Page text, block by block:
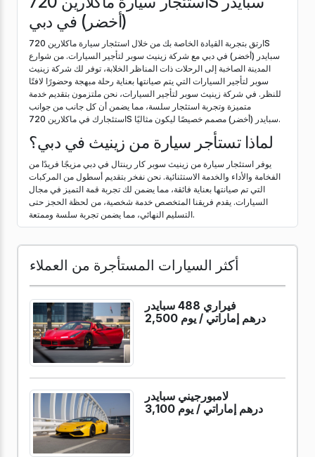
(أخضر) في دبي
ارتق بتجربة القيادة الخاصة بك من خلال استئجار سيارة ماكلارين 720S
سبايدر (أخضر) في دبي مع شركة زينيث سوبر لتأجير السيارات. من شوارع
المدينة الصاخبة إلى الرحلات ذات المناظر الخلابة، توفر لك شركة زينيث
سوبر لتأجير السيارات التي يتم صيانتها بعناية رحلة مبهجة وحضورًا لافتًا
للنظر. في شركة زينيث سوبر لتأجير السيارات، نحن ملتزمون بتقديم خدمة
متميزة وتجربة استئجار سلسة، مما يضمن أن كل جانب من جوانب
استئجارك في ماكلارين 720S سبايدر (أخضر) مصمم خصيصًا ليكون مثاليًا.
لماذا تستأجر سيارة من زينيث في دبي؟
يوفر استئجار سيارة من زينيث سوبر كار رينتال في دبي مزيجًا فريدًا من
الفخامة والأداء والخدمة الاستثنائية. نحن نفخر بتقديم أسطول من المركبات
التي تم صيانتها بعناية فائقة، مما يضمن لك تجربة قمة التميز في مجال
السيارات. يقدم فريقنا المتخصص خدمة شخصية، من لحظة الحجز حتى
التسليم النهائي، مما يضمن تجربة سلسة وممتعة.
أكثر السيارات المستأجرة من العملاء
فيراري 488 سبايدر
2,500 درهم إماراتي /يوم
لامبورجيني سبايدر
3,100 درهم إماراتي /يوم